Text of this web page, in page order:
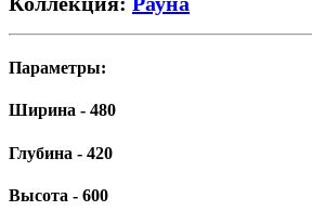
Параметры:
Ширина - 480
Глубина - 420
Высота - 600